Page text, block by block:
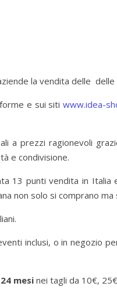
la vendita delle delle
e sui siti www.idea-
a prezzi ragionevoli
e condivisione.
13 punti vendita in Italia
non solo si comprano ma
inclusi, o in negozio
24 mesi nei tagli da 10€,